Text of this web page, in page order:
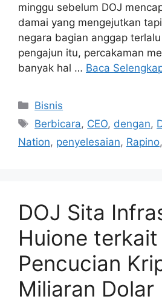
minggu sebelum DOJ
damai yang mengejutkan
negara bagian anggap
pengajun itu, percakaman
banyak hal … Baca
Kategori
Bisnis
Tag
Berbicara, CEO, dengan,
Nation, penyelesaian, Rapino,
DOJ Sita
Huione terkait
Pencucian
Miliaran Dolar